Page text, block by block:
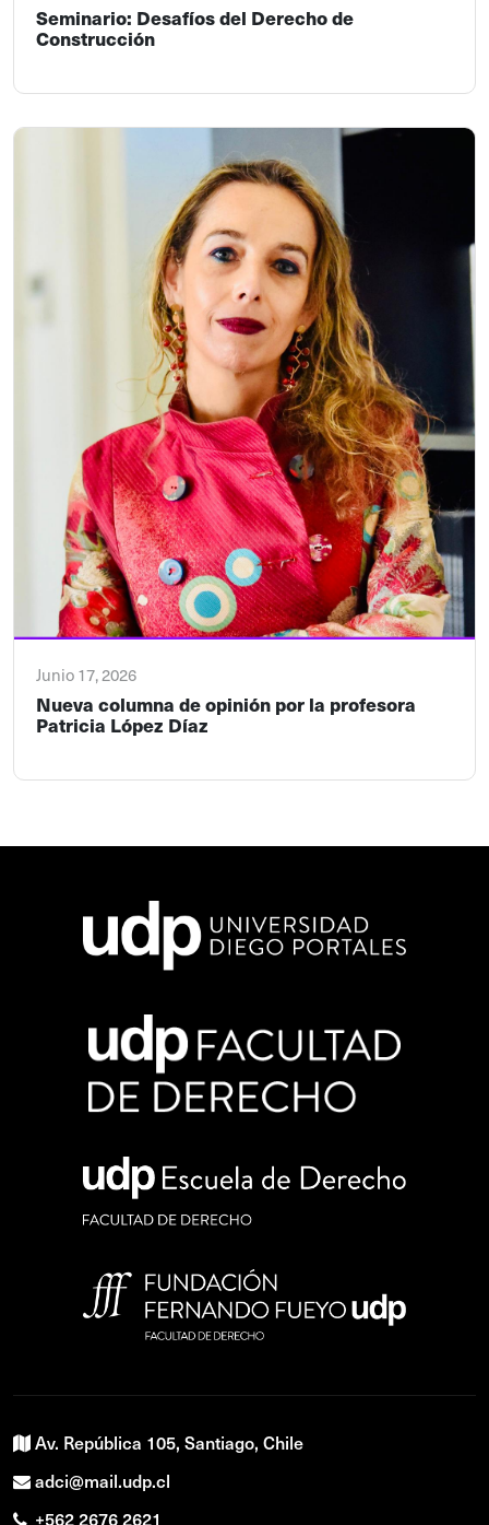
Seminario: Desafíos del Derecho de
Construcción
Junio 17, 2026
Nueva columna de opinión por la profesora
Patricia López Díaz
Av. República 105, Santiago, Chile
adci@mail.udp.cl
+562 2676 2621